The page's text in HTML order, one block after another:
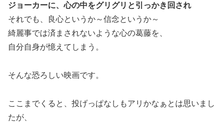
ジョーカーに、心の中をグリグリと引っかき回され
それでも、良心というか～信念というか～
綺麗事では済まされないような心の葛藤を、
自分自身が憶えてしまう。
そんな恐ろしい映画です。
ここまでくると、投げっぱなしもアリかなぁとは思いまし
たが、